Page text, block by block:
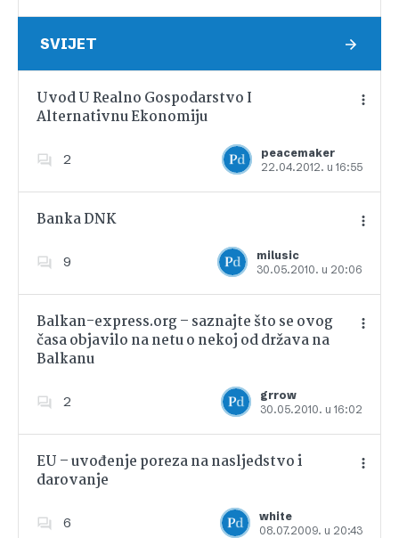
SVIJET
Uvod U Realno Gospodarstvo I
Alternativnu Ekonomiju
2
peacemaker
22.04.2012. u 16:55
Dodajte u favorite
Banka DNK
9
milusic
30.05.2010. u 20:06
Dodajte u favorite
Balkan-express.org – saznajte što se ovog
časa objavilo na netu o nekoj od država na
Balkanu
2
grrow
30.05.2010. u 16:02
EU – uvođenje poreza na nasljedstvo i
darovanje
6
white
08.07.2009. u 20:43
Dodajte u favorite